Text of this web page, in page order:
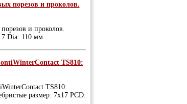
порезов и проколов.
и проколов.
Dia: 110 мм
TS810:
TS810:
размер: 7x17 PCD: